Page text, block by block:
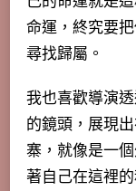
命運，終究要
尋找歸屬。
我也喜歡導演
的鏡頭，展現
寨，就像是一
著自己在這裡